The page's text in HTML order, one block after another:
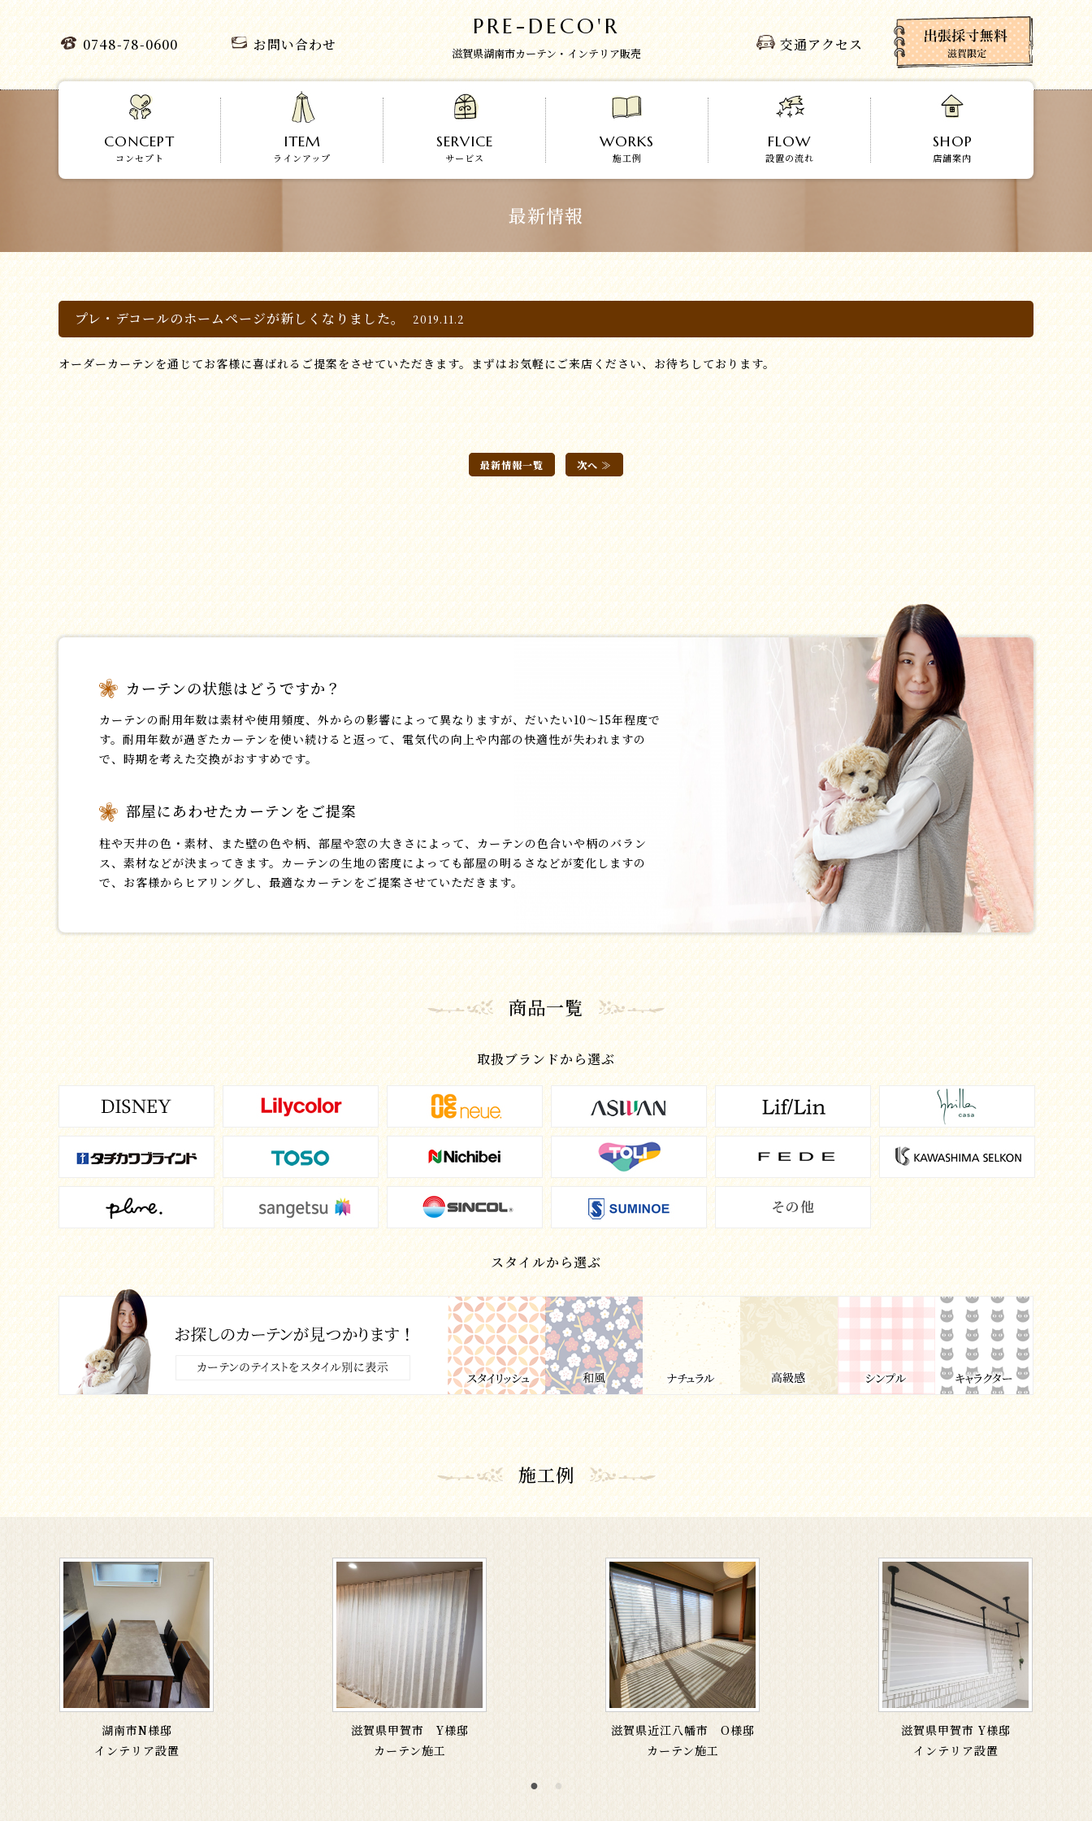
PRE-DECO'R
滋賀県湖南市カーテン・インテリア販売
0748-78-0600 お問い合わせ 交通アクセス
CONCEPT
コンセプト
ITEM
ラインアップ
SERVICE
サービス
WORKS
施工例
FLOW
設置の流れ
SHOP
店舗案内
最新情報
プレ・デコールのホームページが新しくなりました。 2019.11.2
オーダーカーテンを通じてお客様に喜ばれるご提案をさせていただきます。まずはお気軽にご来店ください、お待ちしております。
最新情報一覧 次へ ≫
カーテンの状態はどうですか？
カーテンの耐用年数は素材や使用頻度、外からの影響によって異なりますが、だいたい10～15年程度で
す。耐用年数が過ぎたカーテンを使い続けると返って、電気代の向上や内部の快適性が失われますの
で、時期を考えた交換がおすすめです。
部屋にあわせたカーテンをご提案
柱や天井の色・素材、また壁の色や柄、部屋や窓の大きさによって、カーテンの色合いや柄のバラン
ス、素材などが決まってきます。カーテンの生地の密度によっても部屋の明るさなどが変化しますの
で、お客様からヒアリングし、最適なカーテンをご提案させていただきます。
商品一覧
取扱ブランドから選ぶ
スタイルから選ぶ
施工例
湖南市N様邸
インテリア設置
滋賀県甲賀市 Y様邸
カーテン施工
滋賀県近江八幡市 O様邸
カーテン施工
滋賀県甲賀市 Y様邸
インテリア設置